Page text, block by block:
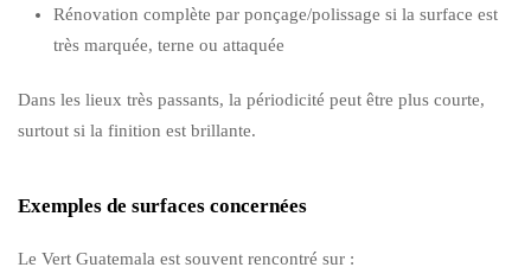
Rénovation complète par ponçage/polissage si la surface est
très marquée, terne ou attaquée
Dans les lieux très passants, la périodicité peut être plus courte,
surtout si la finition est brillante.
Exemples de surfaces concernées
Le Vert Guatemala est souvent rencontré sur :